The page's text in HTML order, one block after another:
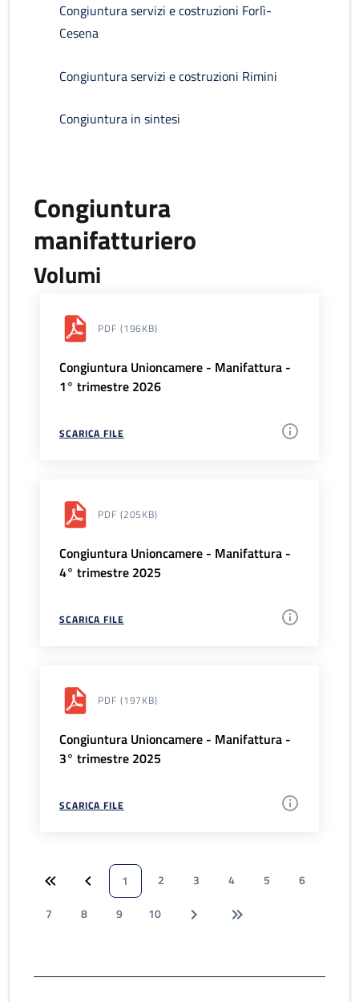
Congiuntura servizi e costruzioni Forlì-
Cesena
Congiuntura servizi e costruzioni Rimini
Congiuntura in sintesi
Congiuntura
manifatturiero
Volumi
PDF (196KB)
Congiuntura Unioncamere - Manifattura -
1° trimestre 2026
SCARICA FILE
PDF (205KB)
Congiuntura Unioncamere - Manifattura -
4° trimestre 2025
SCARICA FILE
PDF (197KB)
Congiuntura Unioncamere - Manifattura -
3° trimestre 2025
SCARICA FILE
1 2 3 4 5
6
7
8 9 10